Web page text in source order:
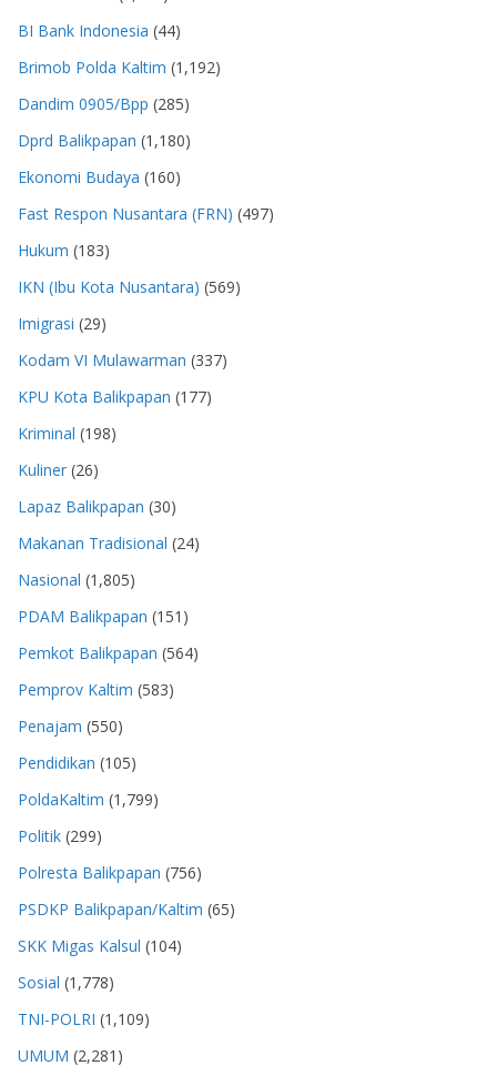
BI Bank Indonesia (44)
Brimob Polda Kaltim (1,192)
Dandim 0905/Bpp (285)
Dprd Balikpapan (1,180)
Ekonomi Budaya (160)
Fast Respon Nusantara (FRN) (497)
Hukum (183)
IKN (Ibu Kota Nusantara) (569)
Imigrasi (29)
Kodam VI Mulawarman (337)
KPU Kota Balikpapan (177)
Kriminal (198)
Kuliner (26)
Lapaz Balikpapan (30)
Makanan Tradisional (24)
Nasional (1,805)
PDAM Balikpapan (151)
Pemkot Balikpapan (564)
Pemprov Kaltim (583)
Penajam (550)
Pendidikan (105)
PoldaKaltim (1,799)
Politik (299)
Polresta Balikpapan (756)
PSDKP Balikpapan/Kaltim (65)
SKK Migas Kalsul (104)
Sosial (1,778)
TNI-POLRI (1,109)
UMUM (2,281)